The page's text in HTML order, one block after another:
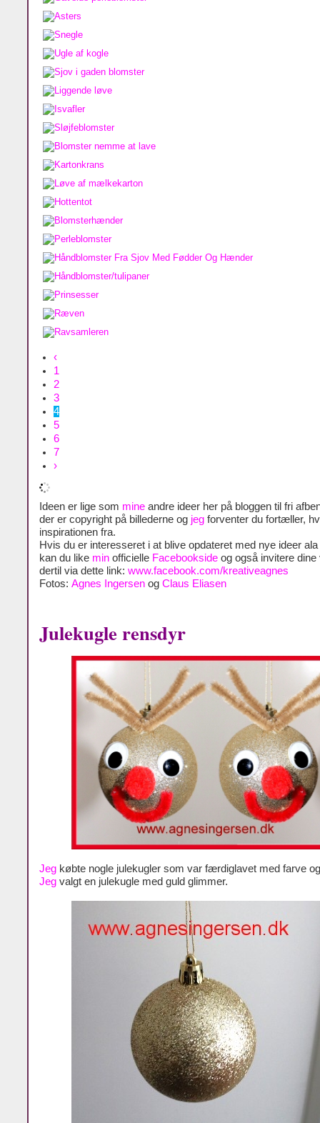
‹
1
2
3
4
5
6
7
›
Ideen er lige som mine andre ideer her på bloggen til fri
der er copyright på billederne og jeg forventer du fortæller,
inspirationen fra.
Hvis du er interesseret i at blive opdateret med nye ideer
kan du like min officielle Facebookside og også invitere dine
dertil via dette link: www.facebook.com/kreativeagnes
Fotos: Agnes Ingersen og Claus Eliasen
Julekugle rensdyr
Jeg købte nogle julekugler som var færdiglavet med farve
Jeg valgt en julekugle med guld glimmer.